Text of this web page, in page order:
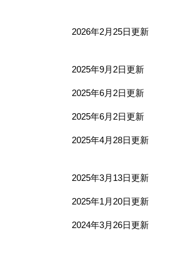
2026年2月25日更新
2025年9月2日更新
2025年6月2日更新
2025年6月2日更新
2025年4月28日更新
2025年3月13日更新
2025年1月20日更新
2024年3月26日更新